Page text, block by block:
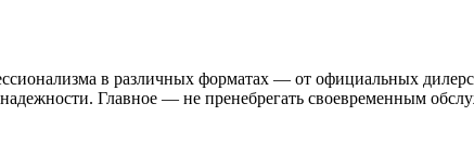
в различных форматах — от официальных
Главное — не пренебрегать своевременным